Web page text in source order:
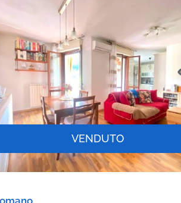
VENDUTO